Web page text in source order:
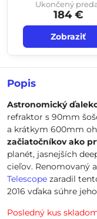
Popis
Astronomický
refraktor s 90mm
a krátkym 600mm
začiatočníkov ako
planét, jasnejších
cieľov. Renomovaný
Telescope zaradil
2016 vďaka súhre
Posledný kus
Ukončený
184 €
Zobraziť